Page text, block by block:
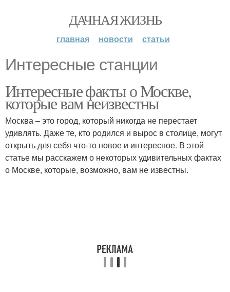
ДАЧНАЯ ЖИЗНЬ
главная новости статьи
Интересные станции
Интересные факты о Москве,
которые вам неизвестны
Москва – это город, который никогда не перестает
удивлять. Даже те, кто родился и вырос в столице, могут
открыть для себя что-то новое и интересное. В этой
статье мы расскажем о некоторых удивительных фактах
о Москве, которые, возможно, вам не известны.